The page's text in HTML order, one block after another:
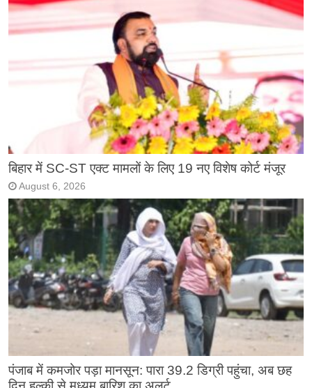
बिहार में SC-ST एक्ट मामलों के लिए 19 नए विशेष कोर्ट मंजूर
August 6, 2026
पंजाब में कमजोर पड़ा मानसून: पारा 39.2 डिग्री पहुंचा, अब छह